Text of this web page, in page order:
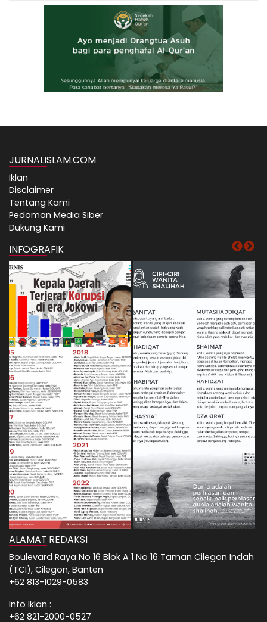
JURNALISLAM.COM
Iklan
Disclaimer
Tentang Kami
Pedoman Media Siber
Dukung Kami
INFOGRAFIK
ALAMAT REDAKSI
Boulevard Raya No 16 Blok A 1 No 16 Taman Cilegon Indah
(TCI), Cilegon, Banten
+62 813-1029-0583
Info Iklan :
+62 821-2000-0527